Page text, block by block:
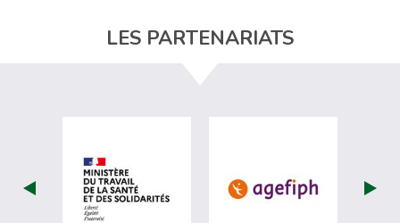
LES PARTENARIATS
visiter les site de Ministère du travail
visiter les